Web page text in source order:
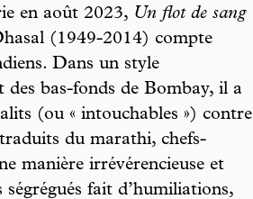
en août 2023, Un flot de sang
(1949-2014) compte
Dans un style
bas-fonds de Bombay, il a
(ou « intouchables ») contre
traduits du marathi, chefs-
manière irrévérencieuse et
fait d’humiliations,